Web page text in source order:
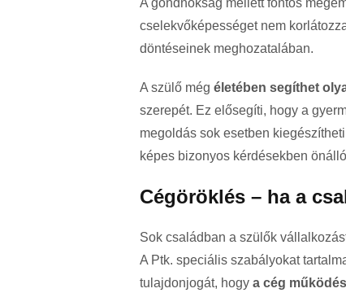
A gondnokság mellett fontos
cselekvőképességet nem
döntéseinek meghozatalában.
A szülő még életében segíthet
szerepét. Ez elősegíti, hogy a
megoldás sok esetben
képes bizonyos kérdésekben
Cégöröklés – ha a
Sok családban a szülők
A Ptk. speciális szabályokat
tulajdonjogát, hogy a cég